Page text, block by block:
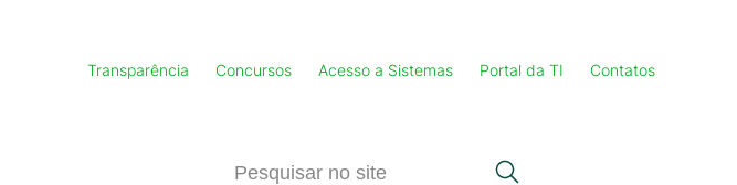
Transparência Concursos Acesso a Sistemas Portal da TI Contatos